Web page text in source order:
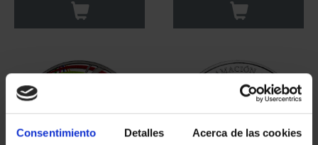
Consentimiento Detalles Acerca de las cookies